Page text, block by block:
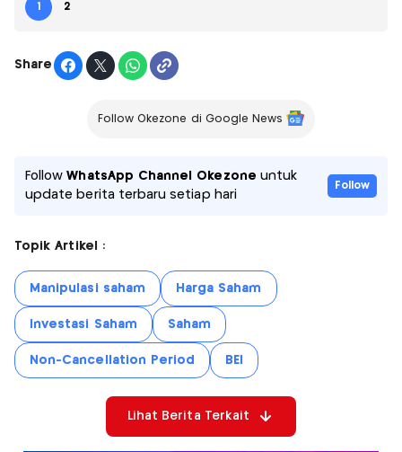
1 2
Share
Follow Okezone di Google News
FollowWhatsApp Channel Okezone untuk
update berita terbaru setiap hari
Follow
Topik Artikel :
Manipulasi saham Harga Saham
Investasi Saham Saham
Non-Cancellation Period BEI
Lihat Berita Terkait